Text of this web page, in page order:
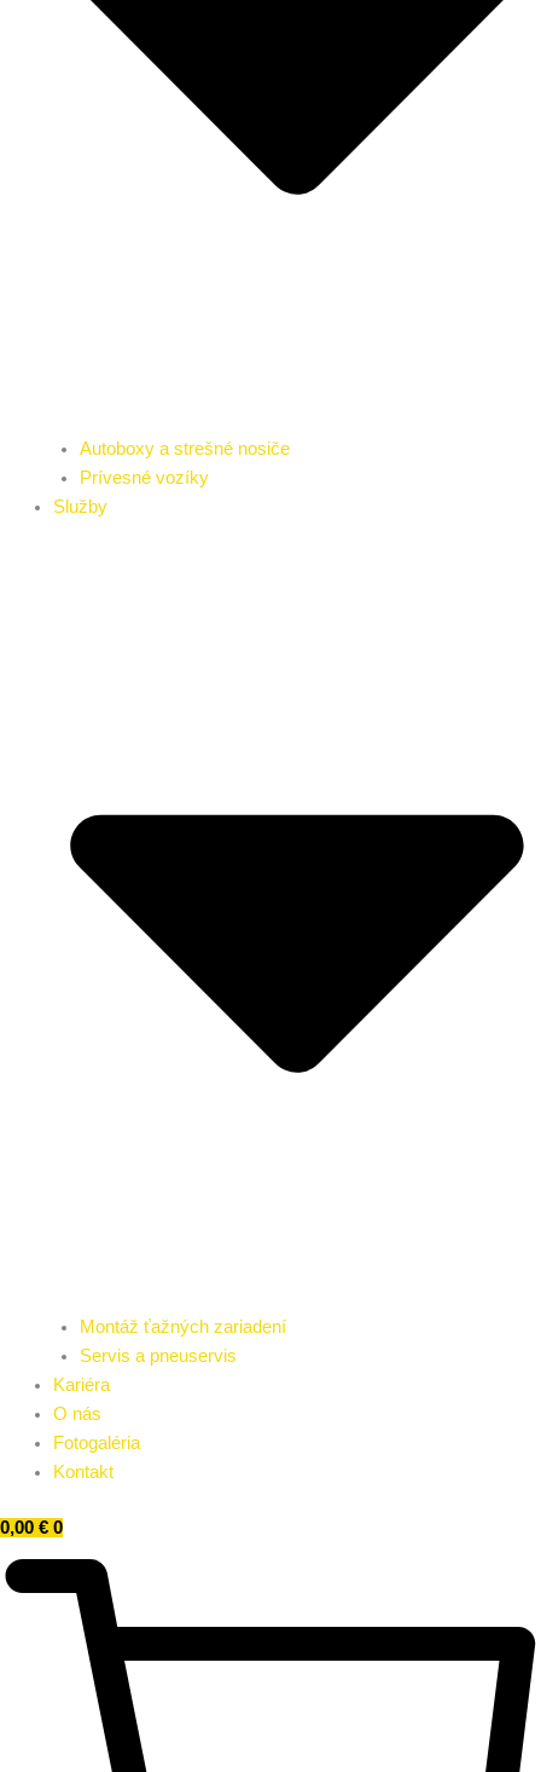
Autoboxy a strešné nosiče
Prívesné vozíky
Služby
Montáž ťažných zariadení
Servis a pneuservis
Kariéra
O nás
Fotogaléria
Kontakt
0,00 € 0